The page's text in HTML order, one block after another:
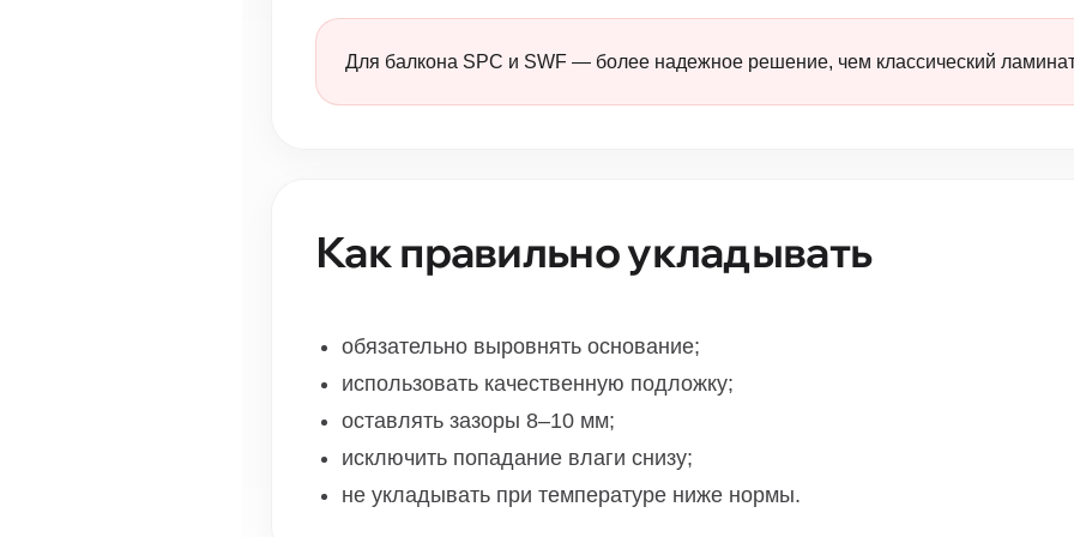
Для балкона SPC и SWF — более надежное решение, чем классический
Как правильно укладывать
обязательно выровнять основание;
использовать качественную подложку;
оставлять зазоры 8–10 мм;
исключить попадание влаги снизу;
не укладывать при температуре ниже нормы.